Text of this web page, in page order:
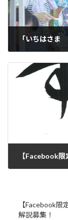
「いちはさま
【Facebook
解説募集！